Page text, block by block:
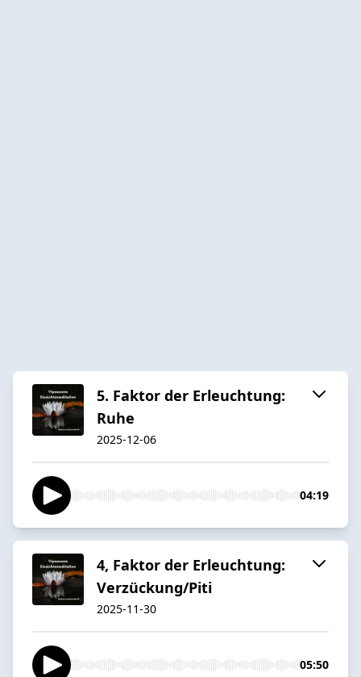
5. Faktor der Erleuchtung:
Ruhe
2025-12-06
04:19
4, Faktor der Erleuchtung:
Verzückung/Piti
2025-11-30
05:50